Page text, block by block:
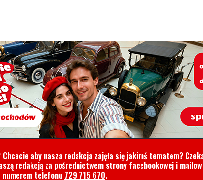
aby nasza redakcja zajęła się jakimś tematem?
redakcją za pośrednictwem strony facebookowej i
numerem telefonu 729 715 670.